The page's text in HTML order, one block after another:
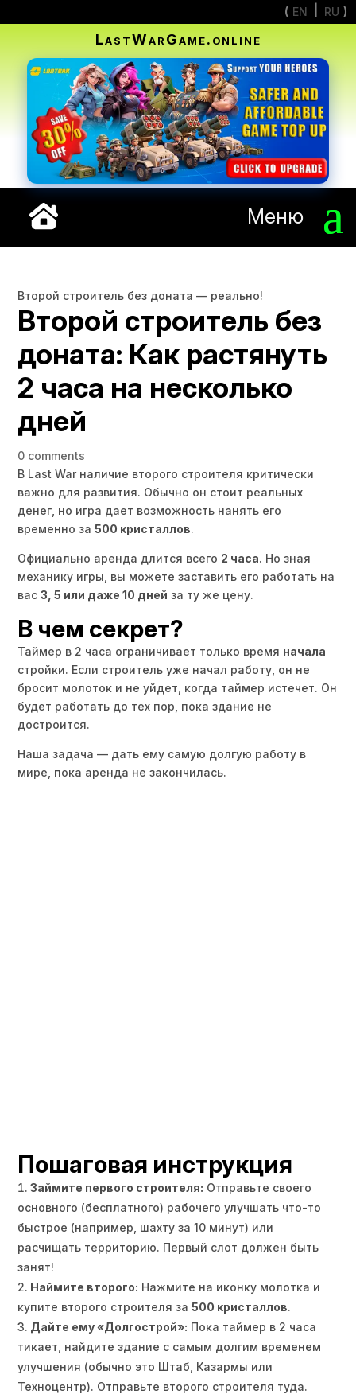
EN RU
LastWarGame.online
Меню
Второй строитель без доната — реально!
Второй строитель без
доната: Как растянуть
2 часа на несколько
дней
0 comments
В Last War наличие второго строителя критически
важно для развития. Обычно он стоит реальных
денег, но игра дает возможность нанять его
временно за500 кристаллов.
Официально аренда длится всего 2 часа. Но зная
механику игры, вы можете заставить его работать на
вас3, 5 или даже 10 дней за ту же цену.
В чем секрет?
Таймер в 2 часа ограничивает только время начала
стройки. Если строитель уже начал работу, он не
бросит молоток и не уйдет, когда таймер истечет. Он
будет работать до тех пор, пока здание не
достроится.
Наша задача — дать ему самую долгую работу в
мире, пока аренда не закончилась.
Пошаговая инструкция
Займите первого строителя: Отправьте своего
основного (бесплатного) рабочего улучшать что-то
быстрое (например, шахту за 10 минут) или
расчищать территорию. Первый слот должен быть
занят!
Наймите второго: Нажмите на иконку молотка и
купите второго строителя за500 кристаллов.
Дайте ему «Долгострой»: Пока таймер в 2 часа
тикает, найдите здание с самым долгим временем
улучшения (обычно это Штаб, Казармы или
Техноцентр). Отправьте второго строителя туда.